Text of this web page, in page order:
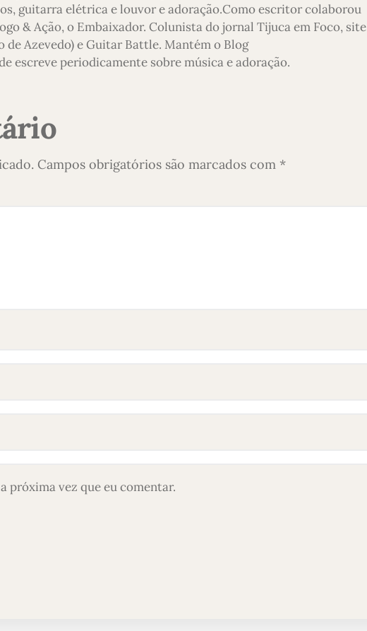
guitarra elétrica e louvor e adoração.Como escritor colaborou
& Ação, o Embaixador. Colunista do jornal Tijuca em Foco, site
de Azevedo) e Guitar Battle. Mantém o Blog
escreve periodicamente sobre música e adoração.
Campos obrigatórios são marcados com *
próxima vez que eu comentar.